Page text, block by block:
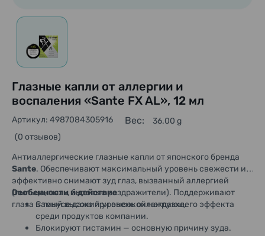
Глазные капли от аллергии и
воспаления «Sante FX AL», 12 мл
(0 отзывов)
Артикул: 4987084305916 Вес: 36.00 g
Антиаллергические глазные капли от японского бренда
Sante. Обеспечивают максимальный уровень свежести и
эффективно снимают зуд глаз, вызванный аллергией
(пыльца, пыль, бытовые раздражители). Поддерживают
глаза в тонусе даже при высокой нагрузке.
Особенности и действие
Самый высокий уровень охлаждающего эффекта
среди продуктов компании.
Блокируют гистамин — основную причину зуда.